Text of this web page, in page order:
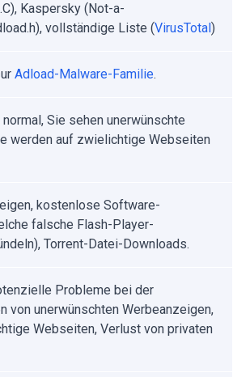
Kaspersky (Not-a-
vollständige Liste (VirusTotal)
Adload-Malware-Familie.
Sie sehen unerwünschte
werden auf zwielichtige Webseiten
kostenlose Software-
falsche Flash-Player-
Torrent-Datei-Downloads.
Probleme bei der
von unerwünschten Werbeanzeigen,
Webseiten, Verlust von privaten